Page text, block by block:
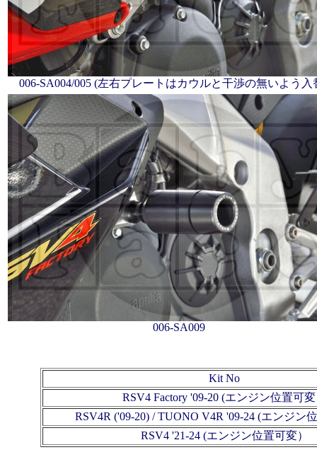
006-SA004/005 (左右プレートはカウルと干渉の無いよう入
006-SA009
Kit No
RSV4 Factory '09-20 (エンジン位置可
RSV4R ('09-20) / TUONO V4R '09-24(エンジン
RSV4 '21-24 (エンジン位置可変）